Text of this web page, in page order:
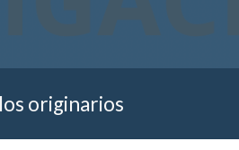
originarios